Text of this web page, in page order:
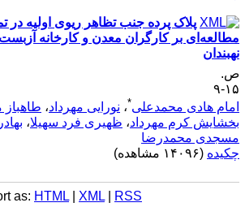
پلاک پرده جنب تظاهر ریوی اولیه در
بر کارگران معدن و کارخانه آزبست
۹
هادی محمدعلی ،نورایی مهرداد ،طاهباز
کرم مهرداد ،ظهیری فرد سهیلا،
محمدرضا
(۱۴۰۹۶ مشاهده)
as:HTML |XML |RSS